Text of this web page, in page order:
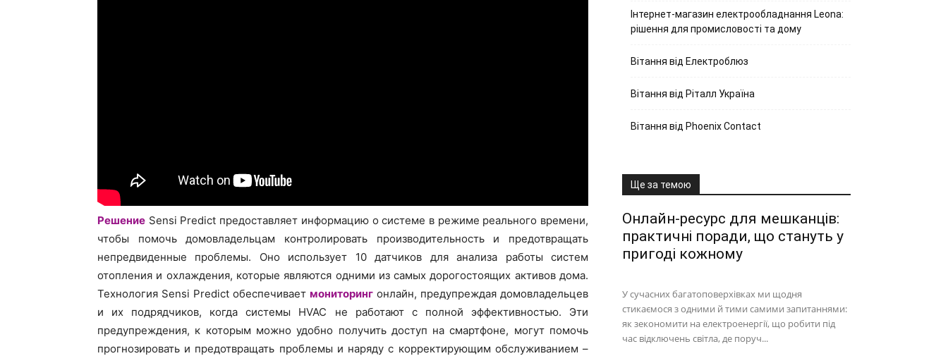
Решение Sensi Predict предоставляет информацию о системе в режиме реального времени,
чтобы помочь домовладельцам контролировать производительность и предотвращать
непредвиденные проблемы. Оно использует 10 датчиков для анализа работы систем
отопления и охлаждения, которые являются одними из самых дорогостоящих активов дома.
Технология Sensi Predict обеспечивает мониторинг онлайн, предупреждая домовладельцев
и их подрядчиков, когда системы HVAC не работают с полной эффективностью. Эти
предупреждения, к которым можно удобно получить доступ на смартфоне, могут помочь
прогнозировать и предотвращать проблемы и наряду с корректирующим обслуживанием –
Інтернет-магазин електрообладнання Leona:
рішення для промисловості та дому
Вітання від Електроблюз
Вітання від Ріталл Україна
Вітання від Phoenix Contact
Ще за темою
Онлайн-ресурс для мешканців:
практичні поради, що стануть у
пригоді кожному
У сучасних багатоповерхівках ми щодня
стикаємося з одними й тими самими запитаннями:
як зекономити на електроенергії, що робити під
час відключень світла, де поруч...